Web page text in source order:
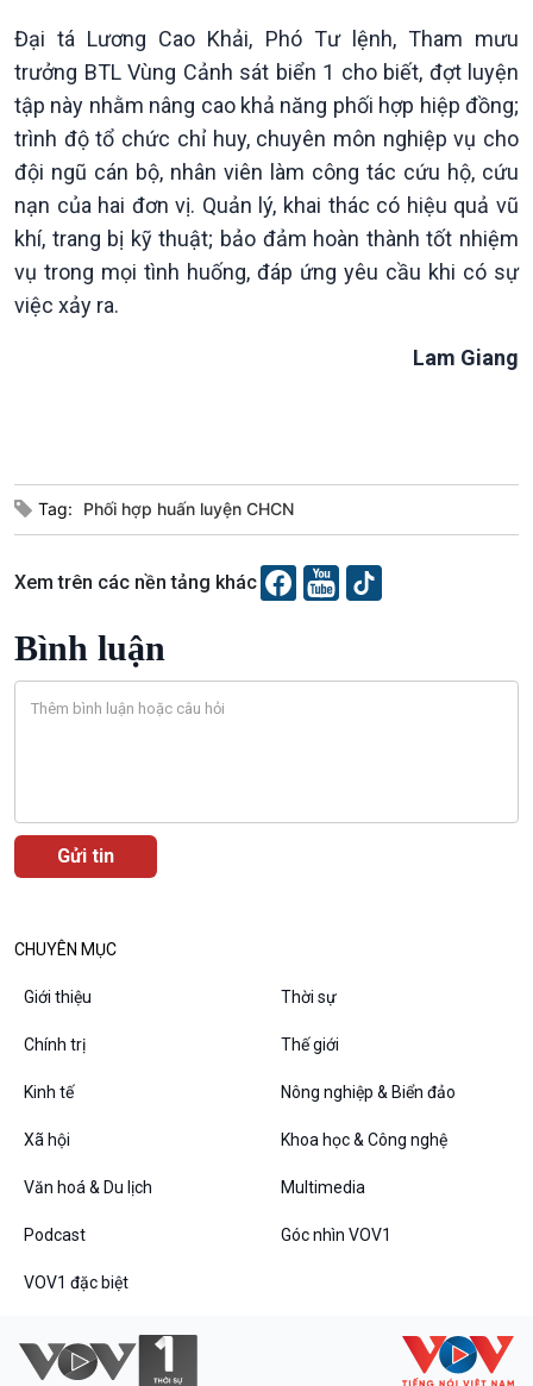
Bình luận
10 phút Sự kiện - Luận bàn
Dòng chảy sự kiện
Đối thoại
Thanh âm ký sự
Các chương trình đặc biệt
Đại tá Lương Cao Khải, Phó Tư lệnh, Tham mưu
trưởng BTL Vùng Cảnh sát biển 1 cho biết, đợt luyện
tập này nhằm nâng cao khả năng phối hợp hiệp đồng;
trình độ tổ chức chỉ huy, chuyên môn nghiệp vụ cho
đội ngũ cán bộ, nhân viên làm công tác cứu hộ, cứu
nạn của hai đơn vị. Quản lý, khai thác có hiệu quả vũ
khí, trang bị kỹ thuật; bảo đảm hoàn thành tốt nhiệm
vụ trong mọi tình huống, đáp ứng yêu cầu khi có sự
việc xảy ra.
Lam Giang
Tag: Phối hợp huấn luyện CHCN
Xem trên các nền tảng khác
Bình luận
CHUYÊN MỤC
Giới thiệu Thời sự
Chính trị Thế giới
Kinh tế Nông nghiệp & Biển đảo
Xã hội Khoa học & Công nghệ
Văn hoá & Du lịch Multimedia
Podcast Góc nhìn VOV1
VOV1 đặc biệt